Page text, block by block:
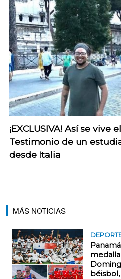
¡EXCLUSIVA! Así se vive
Testimonio de un
desde Italia
MÁS NOTICIAS